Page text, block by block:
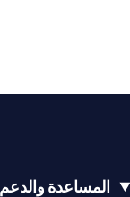
المساعدة والدعم